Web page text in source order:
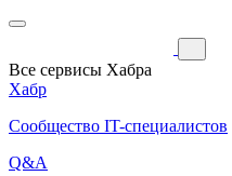
Все сервисы Хабра
Хабр
Сообщество IT-специалистов
Q&A